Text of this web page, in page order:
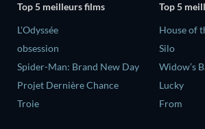
Top 5 meilleurs films
L'Odyssée
obsession
Spider-Man: Brand New Day
Projet Dernière Chance
Troie
Top 5
House of
Silo
Widow’s
Lucky
From